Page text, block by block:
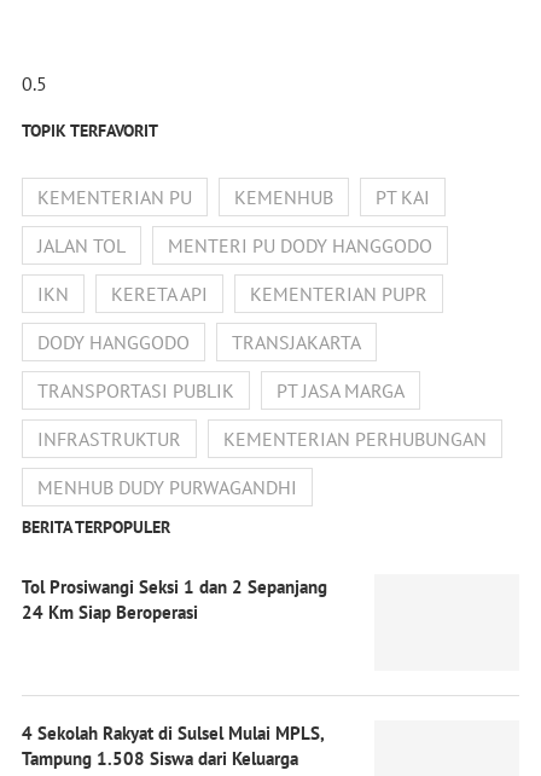
TOPIK TERFAVORIT
KEMENTERIAN PU KEMENHUB
PT KAI
JALAN TOL
MENTERI PU DODY HANGGODO
IKN
KERETA API
KEMENTERIAN PUPR
DODY HANGGODO
TRANSJAKARTA
TRANSPORTASI PUBLIK
PT JASA MARGA
INFRASTRUKTUR
KEMENTERIAN PERHUBUNGAN
MENHUB DUDY PURWAGANDHI
BERITA TERPOPULER
Tol Prosiwangi Seksi 1 dan 2 Sepanjang
24 Km Siap Beroperasi
4 Sekolah Rakyat di Sulsel Mulai MPLS,
Tampung 1.508 Siswa dari Keluarga